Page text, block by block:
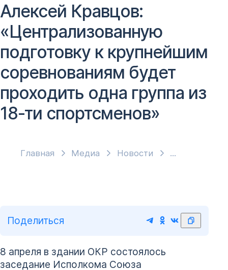
Главная Медиа Новости
Алексей Кравцов:
«Централизованную
подготовку к крупнейшим
соревнованиям будет
проходить одна группа из
18-ти спортсменов»
Поделиться
8 апреля в здании ОКР состоялось
заседание Исполкома Союза